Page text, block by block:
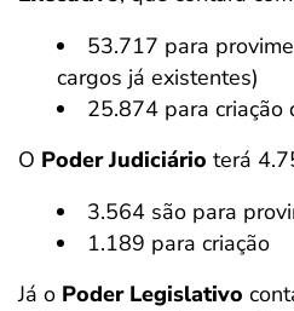
53.717 para
cargos já existentes)
25.874 para criação
O Poder Judiciário terá
3.564 são para
1.189 para criação
Já o Poder Legislativo